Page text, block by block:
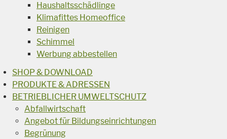
Haushaltsschädlinge
Klimafittes Homeoffice
Reinigen
Schimmel
Werbung abbestellen
SHOP & DOWNLOAD
PRODUKTE & ADRESSEN
BETRIEBLICHER UMWELTSCHUTZ
Abfallwirtschaft
Angebot für Bildungseinrichtungen
Begrünung